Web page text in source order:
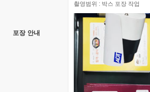
포장 안내
촬영범위 : 박스 포장 작업